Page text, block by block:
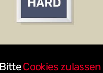
Bitte Cookies zulassen